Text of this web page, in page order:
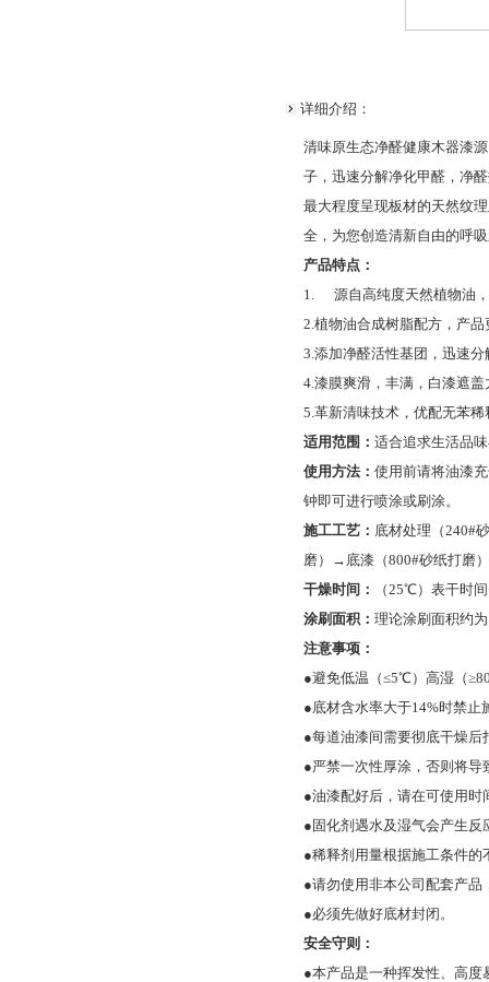
详细介绍：
清味原生态净醛健康木器漆
子，迅速分解净化甲醛，净
最大程度呈现板材的天然纹
全，为您创造清新自由的呼
产品特点：
1. 源自高纯度天然植物油
2.植物油合成树脂配方，产品
3.添加净醛活性基团，迅速分
4.漆膜爽滑，丰满，白漆遮
5.革新清味技术，优配无苯稀
适用范围： 适合追求生活品
使用方法： 使用前请将油漆
钟即可进行喷涂或刷涂。
施工工艺： 底材处理（240#
磨）→底漆（800#砂纸打磨
干燥时间：
（25℃）表干时
涂刷面积： 理论涂刷面积约
注意事项：
●避免低温（≤5℃）高湿（
●底材含水率大于14%时禁止
●每道油漆间需要彻底干燥后
●严禁一次性厚涂，否则将
●油漆配好后，请在可使用时
●固化剂遇水及湿气会产生
●稀释剂用量根据施工条件
●请勿使用非本公司配套产品
●必须先做好底材封闭。
安全守则：
●本产品是一种挥发性、高